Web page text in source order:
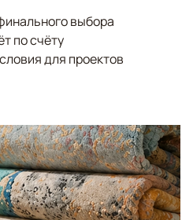
выбора
по счёту
для проектов